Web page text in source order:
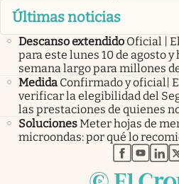
Últimas noticias
Descanso extendido Oficial |
para este lunes 10 de agosto
semana largo para millones
Medida Confirmado y oficial|
verificar la elegibilidad del
las prestaciones de quienes
SolucionesMeter hojas de
microondas: por qué lo
abre en
abre